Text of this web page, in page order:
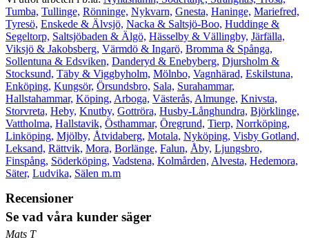
Tumba, Tullinge, Rönninge, Nykvarn, Gnesta, Haninge, Mariefred,
Tyresö, Enskede & Älvsjö, Nacka & Saltsjö-Boo, Huddinge &
Segeltorp, Saltsjöbaden & Älgö, Hässelby & Vällingby, Järfälla,
Viksjö & Jakobsberg, Värmdö & Ingarö, Bromma & Spånga,
Sollentuna & Edsviken, Danderyd & Enebyberg, Djursholm &
Stocksund, Täby & Viggbyholm, Mölnbo, Vagnhärad, Eskilstuna,
Enköping, Kungsör, Örsundsbro, Sala, Surahammar,
Hallstahammar, Köping, Arboga, Västerås, Almunge, Knivsta,
Storvreta, Heby, Knutby, Gottröra, Husby-Långhundra, Björklinge,
Vattholma, Hallstavik, Östhammar, Öregrund, Tierp, Norrköping,
Linköping, Mjölby, Åtvidaberg, Motala, Nyköping, Visby Gotland,
Leksand, Rättvik, Mora, Borlänge, Falun, Åby, Ljungsbro,
Finspång, Söderköping, Vadstena, Kolmården, Alvesta, Hedemora,
Säter, Ludvika, Sälen m.m
Recensioner
Se vad våra kunder säger
Mats T